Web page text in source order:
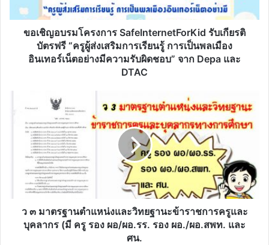
บัตร
ฟรี
พลเมือง
อินเทอร์เน็ต
อย่าง
ความ
ขอเชิญอบรมโครงการ SafeInternetForKid รับเกียรติ
บัตรฟรี “ครูผู้ส่งเสริมการเรียนรู้ การเป็นพลเมือง
อินเทอร์เน็ตอย่างมีความรับผิดชอบ” จาก Depa และ
DTAC
มาตรฐาน
ตำแหน่ง
วิทยฐานะ
ข้าราชการ
และ
บุคลากร
ว ๓ มาตรฐานตำแหน่งและวิทยฐานะข้าราชการครูและ
บุคลากร (มี ครู รอง ผอ/ผอ.รร. รอง ผอ./ผอ.สพท. และ
ศน.